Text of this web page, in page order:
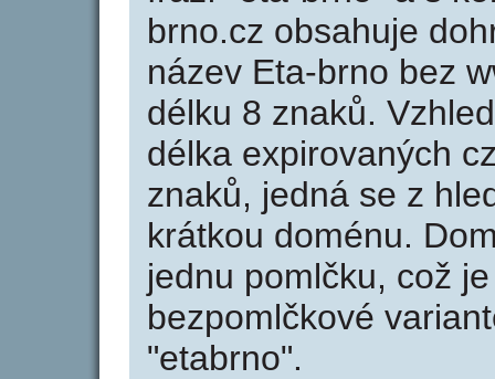
brno.cz obsahuje
název Eta-brno bez
délku 8 znaků.
délka expirovaných
znaků, jedná se z
krátkou doménu.
jednu pomlčku, což
bezpomlčkové
"etabrno".